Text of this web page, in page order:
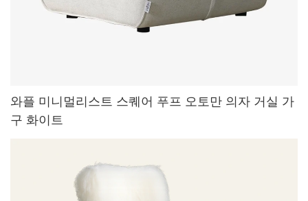
와플 미니멀리스트 스퀘어 푸프 오토만 의자 거실 가
구 화이트